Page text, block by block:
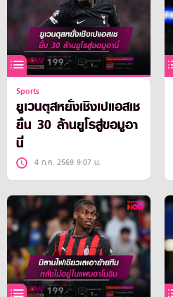
Sports
ยูเวนตุสหยั่งเชิงเปแอสเช
ยื่น 30 ล้านยูโรสู่ขอมูอา
นี่
4 ก.ค. 2569 9:07 น.